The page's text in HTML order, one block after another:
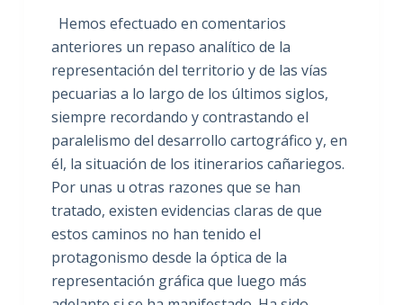
Hemos efectuado en comentarios
anteriores un repaso analítico de la
representación del territorio y de las vías
pecuarias a lo largo de los últimos siglos,
siempre recordando y contrastando el
paralelismo del desarrollo cartográfico y, en
él, la situación de los itinerarios cañariegos.
Por unas u otras razones que se han
tratado, existen evidencias claras de que
estos caminos no han tenido el
protagonismo desde la óptica de la
representación gráfica que luego más